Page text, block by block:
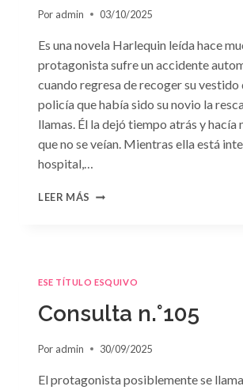
Por admin 03/10/2025
Es una novela Harlequin leída hace
protagonista sufre un accidente
cuando regresa de recoger su vestido
policía que había sido su novio la
llamas. Él la dejó tiempo atrás y hacía
que no se veían. Mientras ella está
hospital,…
LEER MÁS CONSULTA
ESE TÍTULO ESQUIVO
Consulta n.°105
Por admin 30/09/2025
El protagonista posiblemente se